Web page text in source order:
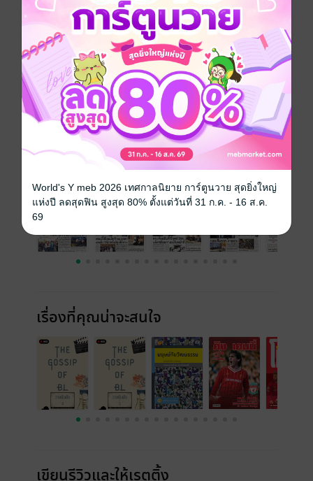
หนังสือพิมพ์มติชน วันศุกร์ที่ 18 ตุลาคม พ.ศ.2567
ประเภทไฟล์ pdf
วันที่วางขาย 17 ตุลาคม 2567
ความยาว 16 หน้า
ราคาปก 10 บาท
ฉบับย้อนหลัง ดูทั้งหมด
เรื่องที่คุณน่าจะสนใจ
เขียนรีวิวและให้เรตติ้ง
World's Y meb 2026 เทศกาลนิยาย การ์ตูนวาย สุดยิ่งใหญ่
แห่งปี ลดสุดฟิน สูงสุด 80% ตั้งแต่วันที่ 31 ก.ค. - 16 ส.ค.
69